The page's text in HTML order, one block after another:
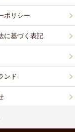
ポリシー
に基づく表記
ンド